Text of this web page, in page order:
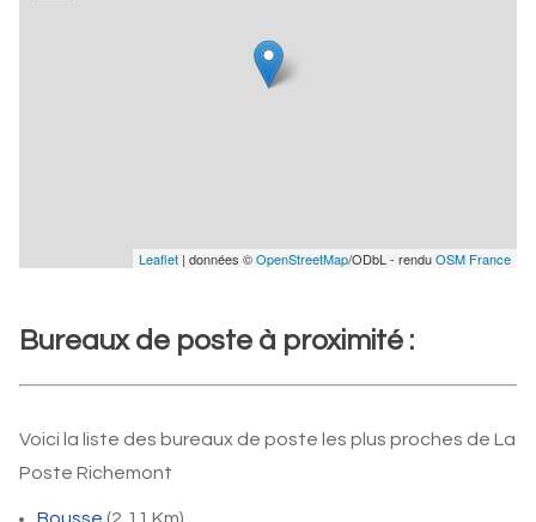
Leaflet | données ©OpenStreetMap/ODbL - renduOSM France
Bureaux de poste à proximité :
Voici la liste des bureaux de poste les plus proches de La
Poste Richemont